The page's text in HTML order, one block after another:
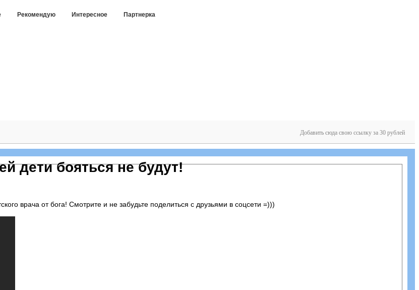
Рекомендую Интересное Партнерка
Добавить сюда свою ссылку за 30 рублей
дети бояться не будут!
врача от бога! Смотрите и не забудьте поделиться с друзьями в соцсети =)))